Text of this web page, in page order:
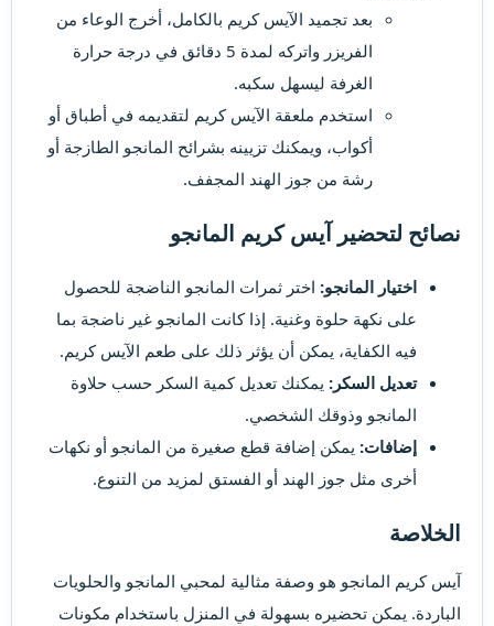
بعد تجميد الآيس كريم بالكامل، أخرج الوعاء من
الفريزر واتركه لمدة 5 دقائق في درجة حرارة
الغرفة ليسهل سكبه.
استخدم ملعقة الآيس كريم لتقديمه في أطباق أو
أكواب، ويمكنك تزيينه بشرائح المانجو الطازجة أو
رشة من جوز الهند المجفف.
نصائح لتحضير آيس كريم المانجو
اختيار المانجو: اختر ثمرات المانجو الناضجة للحصول
على نكهة حلوة وغنية. إذا كانت المانجو غير ناضجة بما
فيه الكفاية، يمكن أن يؤثر ذلك على طعم الآيس كريم.
تعديل السكر: يمكنك تعديل كمية السكر حسب حلاوة
المانجو وذوقك الشخصي.
إضافات: يمكن إضافة قطع صغيرة من المانجو أو نكهات
أخرى مثل جوز الهند أو الفستق لمزيد من التنوع.
الخلاصة
آيس كريم المانجو هو وصفة مثالية لمحبي المانجو والحلويات
الباردة. يمكن تحضيره بسهولة في المنزل باستخدام مكونات